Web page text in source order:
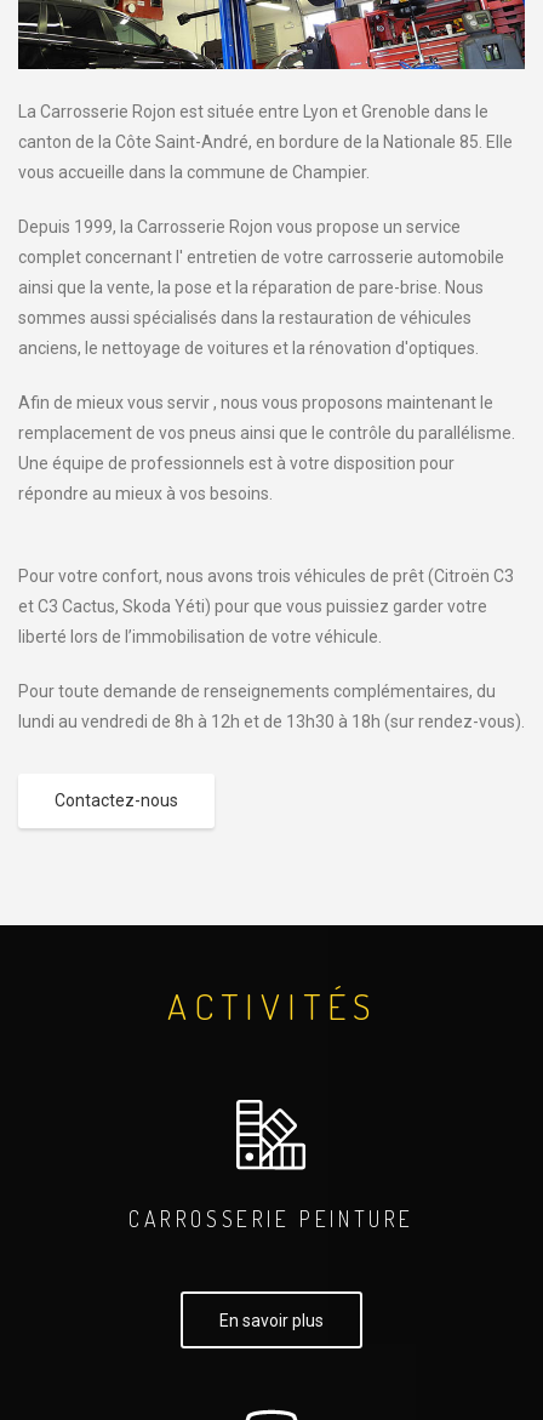
La Carrosserie Rojon est située entre Lyon et Grenoble dans le
canton de la Côte Saint-André, en bordure de la Nationale 85. Elle
vous accueille dans la commune de Champier.
Depuis 1999, la Carrosserie Rojon vous propose un service
complet concernant l' entretien de votre carrosserie automobile
ainsi que la vente, la pose et la réparation de pare-brise. Nous
sommes aussi spécialisés dans la restauration de véhicules
anciens, le nettoyage de voitures et la rénovation d'optiques.
Afin de mieux vous servir , nous vous proposons maintenant le
remplacement de vos pneus ainsi que le contrôle du parallélisme.
Une équipe de professionnels est à votre disposition pour
répondre au mieux à vos besoins.
Pour votre confort, nous avons trois véhicules de prêt (Citroën C3
et C3 Cactus, Skoda Yéti) pour que vous puissiez garder votre
liberté lors de l’immobilisation de votre véhicule.
Pour toute demande de renseignements complémentaires, du
lundi au vendredi de 8h à 12h et de 13h30 à 18h (sur rendez-vous).
Contactez-nous
ACTIVITÉS
CARROSSERIE PEINTURE
En savoir plus